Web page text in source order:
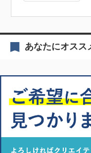
あなたにオスス